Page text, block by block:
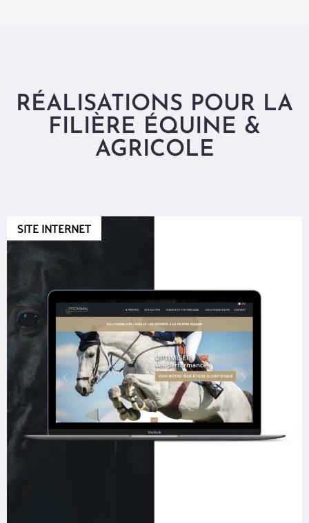
RÉALISATIONS POUR LA
FILIÈRE ÉQUINE &
AGRICOLE
SITE INTERNET